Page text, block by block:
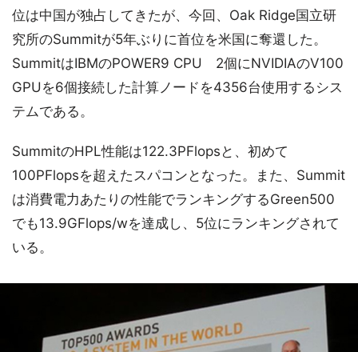
位は中国が独占してきたが、今回、Oak Ridge国立研
究所のSummitが5年ぶりに首位を米国に奪還した。
SummitはIBMのPOWER9 CPU 2個にNVIDIAのV100
GPUを6個接続した計算ノードを4356台使用するシス
テムである。
SummitのHPL性能は122.3PFlopsと、初めて
100PFlopsを超えたスパコンとなった。また、Summit
は消費電力あたりの性能でランキングするGreen500
でも13.9GFlops/wを達成し、5位にランキングされて
いる。